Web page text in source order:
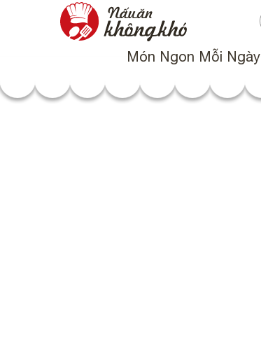
Món Ngon Mỗi Ngày
nauankhongkho.vn